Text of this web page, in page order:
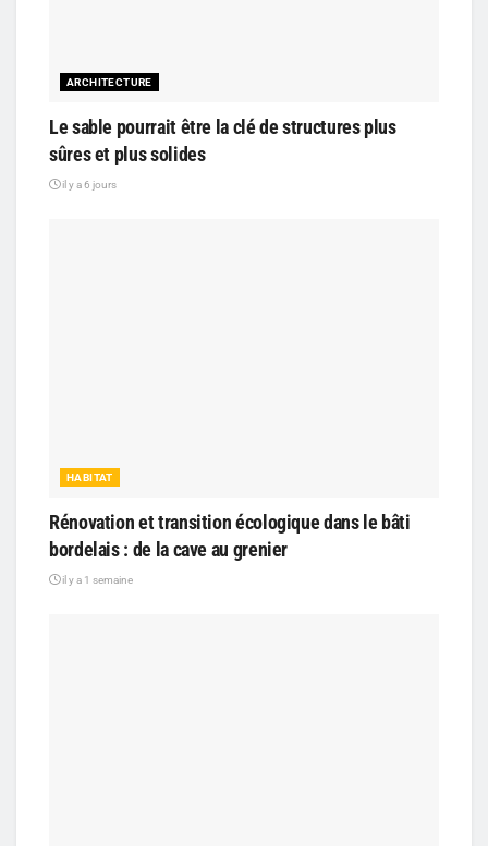
ARCHITECTURE
Le sable pourrait être la clé de structures plus
sûres et plus solides
il y a 6 jours
HABITAT
Rénovation et transition écologique dans le bâti
bordelais : de la cave au grenier
il y a 1 semaine